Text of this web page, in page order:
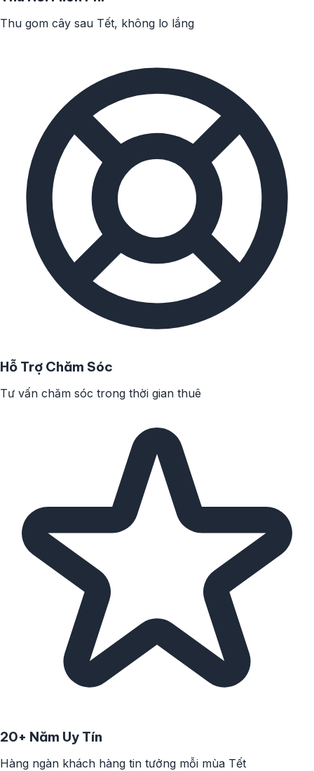
Thu gom cây sau Tết, không lo lắng
Hỗ Trợ Chăm Sóc
Tư vấn chăm sóc trong thời gian thuê
20+ Năm Uy Tín
Hàng ngàn khách hàng tin tưởng mỗi mùa Tết